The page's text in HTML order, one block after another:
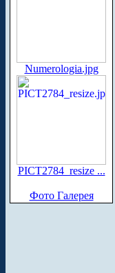
Numerologia.jpg
PICT2784_resize ...
Фото Галерея